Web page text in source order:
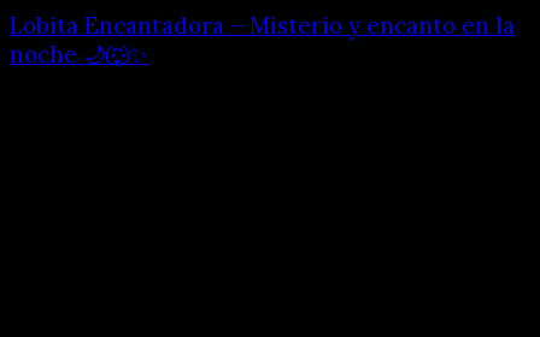
Lobita Encantadora – Misterio y encanto en la
noche 🌙🐺✨